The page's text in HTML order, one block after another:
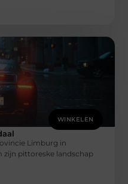
WINKELEN
Limburg in
zijn pittoreske landschap